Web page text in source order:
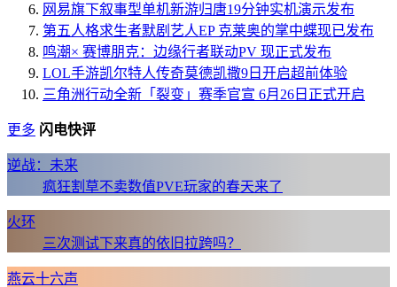
网易旗下叙事型单机新游归唐19分钟实机演示发布
第五人格求生者默剧艺人EP 克莱奥的掌中蝶现已发布
鸣潮× 赛博朋克：边缘行者联动PV 现正式发布
LOL手游凯尔特人传奇莫德凯撒9日开启超前体验
三角洲行动全新「裂变」赛季官宣 6月26日正式开启
更多 闪电快评
逆战：未来
疯狂割草不卖数值PVE玩家的春天来了
火环
三次测试下来真的依旧拉跨吗？
燕云十六声